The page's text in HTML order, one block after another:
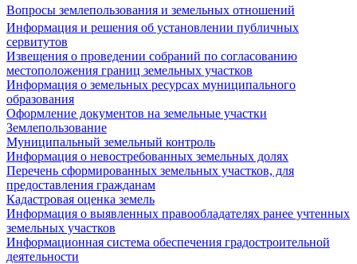
Вопросы землепользования и земельных отношений
Информация и решения об установлении публичных
сервитутов
Извещения о проведении собраний по согласованию
местоположения границ земельных участков
Информация о земельных ресурсах муниципального
образования
Оформление документов на земельные участки
Землепользование
Муниципальный земельный контроль
Информация о невостребованных земельных долях
Перечень сформированных земельных участков, для
предоставления гражданам
Кадастровая оценка земель
Информация о выявленных правообладателях ранее учтенных
земельных участков
Информационная система обеспечения градостроительной
деятельности